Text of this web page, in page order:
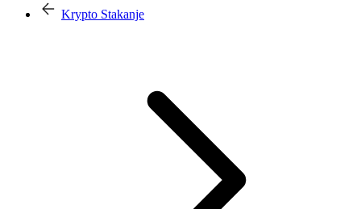
Krypto Stakanje